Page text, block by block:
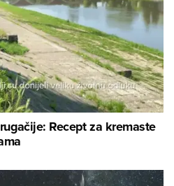
Recept za kremaste